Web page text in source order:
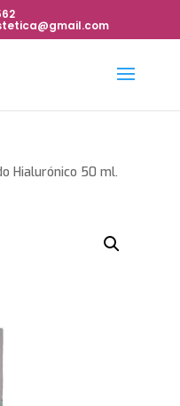
Hialurónico 50 ml.